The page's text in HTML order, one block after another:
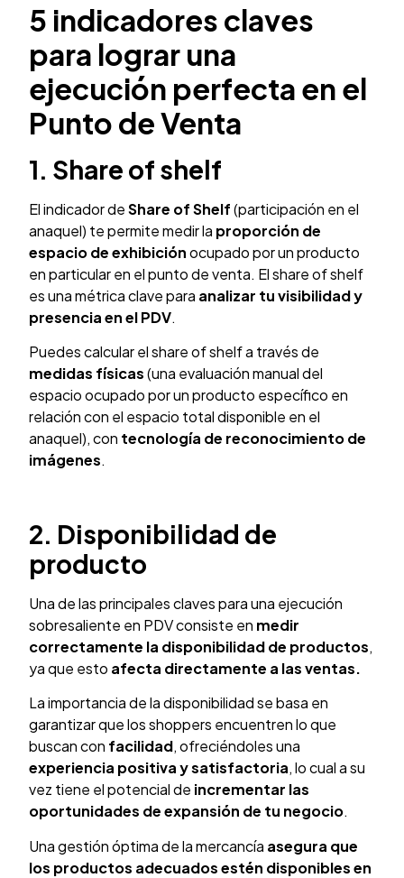
5 indicadores claves
para lograr una
ejecución perfecta en el
Punto de Venta
1. Share of shelf
El indicador deShare of Shelf(participación en el
anaquel) te permite medir la proporción de
espacio de exhibiciónocupado por un producto
en particular en el punto de venta. El share of shelf
es una métrica clave para analizar tu visibilidad y
presencia en el PDV.
Puedes calcular el share of shelf a través de
medidas físicas(una evaluación manual del
espacio ocupado por un producto específico en
relación con el espacio total disponible en el
anaquel), con tecnología de reconocimiento de
imágenes.
2. Disponibilidad de
producto
Una de las principales claves para una ejecución
sobresaliente en PDV consiste en medir
correctamente la disponibilidad de productos,
ya que esto afecta directamente a las ventas.
La importancia de la disponibilidad se basa en
garantizar que los shoppers encuentren lo que
buscan con facilidad, ofreciéndoles una
experiencia positiva y satisfactoria, lo cual a su
vez tiene el potencial de incrementar las
oportunidades de expansión de tu negocio.
Una gestión óptima de la mercancía asegura que
los productos adecuados estén disponibles en